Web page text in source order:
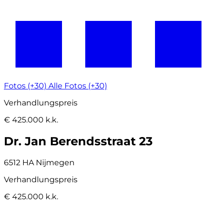
Fotos (+30) Alle Fotos (+30)
Verhandlungspreis
€ 425.000 k.k.
Dr. Jan Berendsstraat 23
6512 HA Nijmegen
Verhandlungspreis
€ 425.000 k.k.